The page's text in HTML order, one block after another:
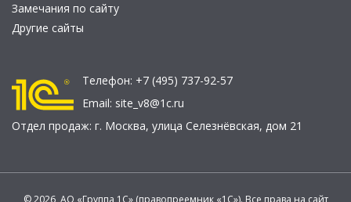
Замечания по сайту
Другие сайты
Телефон: +7 (495) 737-92-57
Email: site_v8@1c.ru
Отдел продаж: г. Москва, улица Селезнёвская, дом 21